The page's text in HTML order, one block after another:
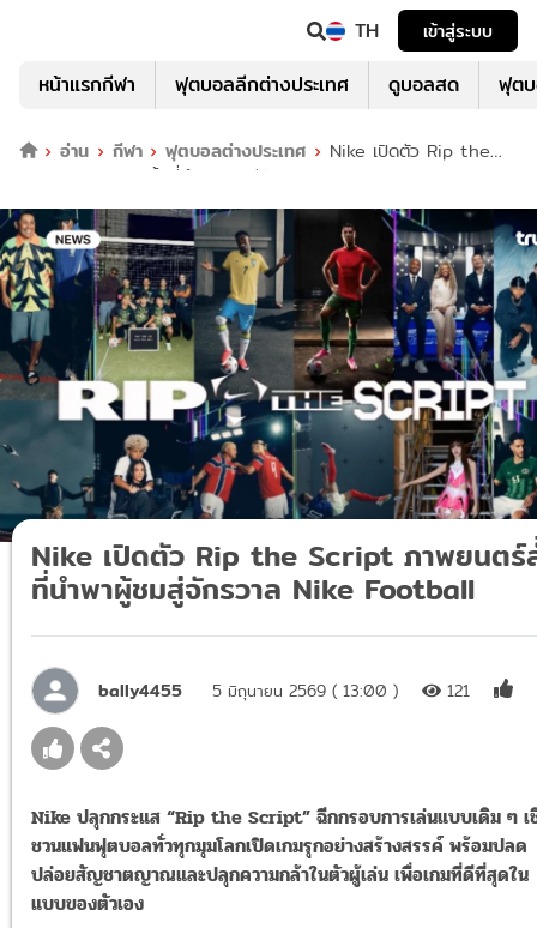
TH เข้าสู่ระบบ
หน้าแรกกีฬา ฟุตบอลลีกต่างประเทศ ดูบอลสด ฟุต
อ่าน กีฬา ฟุตบอลต่างประเทศ
Nike เปิดตัว Rip the
Script ภาพยนตร์สั้นที่นำพาผู้ชมสู่จักรวาล Nike Football
Nike เปิดตัว Rip the Script ภาพยนตร์
ที่นำพาผู้ชมสู่จักรวาล Nike Football
bally4455 5 มิถุนายน 2569 ( 13:00 ) 121
Nike ปลุกกระแส “Rip the Script” ฉีกกรอบการเล่นแบบเดิม ๆ
ชวนแฟนฟุตบอลทั่วทุกมุมโลกเปิดเกมรุกอย่างสร้างสรรค์ พร้อมปลด
ปล่อยสัญชาตญาณและปลุกความกล้าในตัวผู้เล่น เพื่อเกมที่ดีที่สุดใน
แบบของตัวเอง